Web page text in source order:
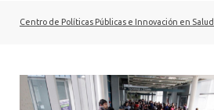
SEMINARIOS, CHARLAS U OTROS
COMUNIDAD CIPS
Centro de Políticas Públicas e Innovación en Salud